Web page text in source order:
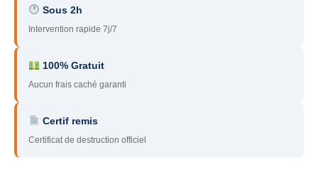
91 – Essonne
– Yonne
60 – Oise
45 – Loiret
Sous 2h
Intervention rapide 7j/7
100% Gratuit
Aucun frais caché garanti
Certif remis
Certificat de destruction officiel